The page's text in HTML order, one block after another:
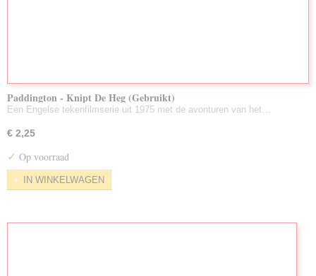
Paddington - Knipt De Heg (Gebruikt)
Een Engelse tekenfilmserie uit 1975 met de avonturen van het…
€ 2,25
✓ Op voorraad
IN WINKELWAGEN